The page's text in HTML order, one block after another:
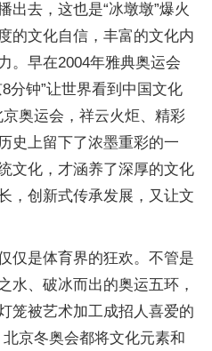
出去，这也是“冰墩墩”爆火
文化自信，丰富的文化内
。早在2004年雅典奥运会
分钟”让世界看到中国文化
奥运会，祥云火炬、精彩
史上留下了浓墨重彩的一
化，才涵养了深厚的文化
，创新式传承发展，又让文
仅是体育界的狂欢。不管是
水、破冰而出的奥运五环，
笼被艺术加工成招人喜爱的
北京冬奥会都将文化元素和